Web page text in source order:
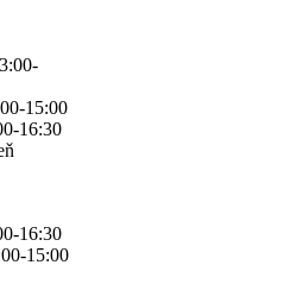
15:00
16:30
16:30
15:00